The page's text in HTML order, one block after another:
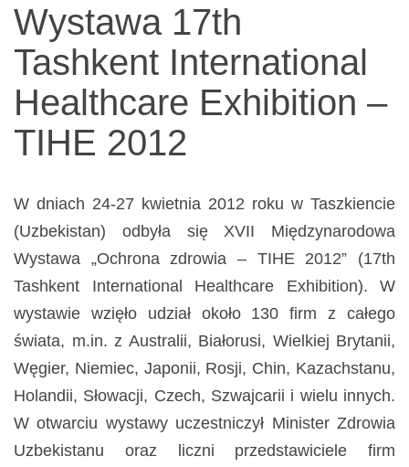
rehabilitacji
schorzeń
narządów
zmysłów
Wystawa 17th
Tashkent International
Healthcare Exhibition –
TIHE 2012
W dniach 24-27 kwietnia 2012 roku w Taszkiencie
(Uzbekistan) odbyła się XVII Międzynarodowa
Wystawa „Ochrona zdrowia – TIHE 2012” (17th
Tashkent International Healthcare Exhibition). W
wystawie wzięło udział około 130 firm z całego
świata, m.in. z Australii, Białorusi, Wielkiej Brytanii,
Węgier, Niemiec, Japonii, Rosji, Chin, Kazachstanu,
Holandii, Słowacji, Czech, Szwajcarii i wielu innych.
W otwarciu wystawy uczestniczył Minister Zdrowia
Uzbekistanu oraz liczni przedstawiciele firm